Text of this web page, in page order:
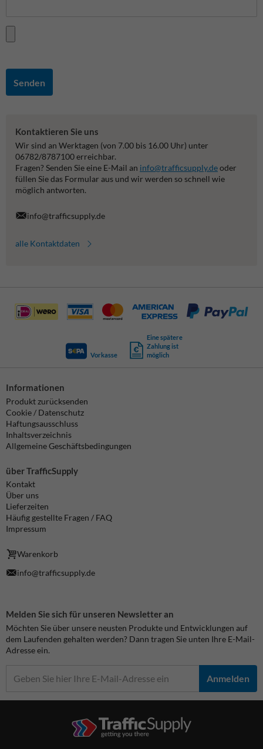
Senden
Kontaktieren Sie uns
Wir sind an Werktagen (von 7.00 bis 16.00 Uhr) unter
06782/8787100 erreichbar.
Fragen? Senden Sie eine E-Mail an info@trafficsupply.deoder
füllen Sie das Formular aus und wir werden so schnell wie
möglich antworten.
info@trafficsupply.de
alle Kontaktdaten
Vorkasse
Eine spätere
Zahlung ist
möglich
Informationen
Produkt zurücksenden
Cookie / Datenschutz
Haftungsausschluss
Inhaltsverzeichnis
Allgemeine Geschäftsbedingungen
über TrafficSupply
Kontakt
Über uns
Lieferzeiten
Häufig gestellte Fragen / FAQ
Impressum
Warenkorb
info@trafficsupply.de
Melden Sie sich für unseren Newsletter an
Möchten Sie über unsere neusten Produkte und Entwicklungen auf
dem Laufenden gehalten werden? Dann tragen Sie unten Ihre E-Mail-
Adresse ein.
Anmelden